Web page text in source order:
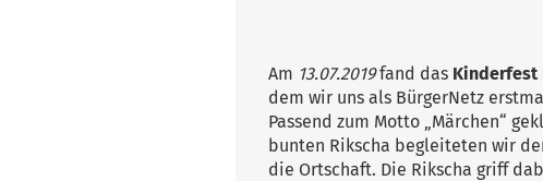
Am 13.07.2019fand das Kinderfest
dem wir uns als BürgerNetz
Passend zum Motto „Märchen“
bunten Rikscha begleiteten wir
die Ortschaft. Die Rikscha griff